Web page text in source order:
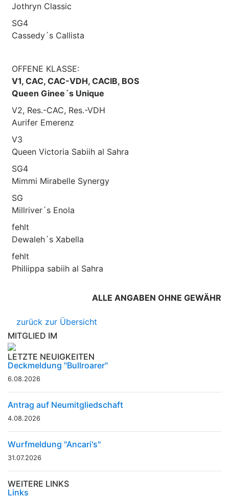
Jothryn Classic
SG4
Cassedy´s Callista
OFFENE KLASSE:
V1, CAC, CAC-VDH, CACIB, BOS
Queen Ginee´s Unique
V2, Res.-CAC, Res.-VDH
Aurifer Emerenz
V3
Queen Victoria Sabiih al Sahra
SG4
Mimmi Mirabelle Synergy
SG
Millriver´s Enola
fehlt
Dewaleh´s Xabella
fehlt
Philiippa sabiih al Sahra
ALLE ANGABEN OHNE GEWÄHR
zurück zur Übersicht
MITGLIED IM
LETZTE NEUIGKEITEN
Deckmeldung "Bullroarer"
6.08.2026
Antrag auf Neumitgliedschaft
4.08.2026
Wurfmeldung "Ancari's"
31.07.2026
WEITERE LINKS
Links